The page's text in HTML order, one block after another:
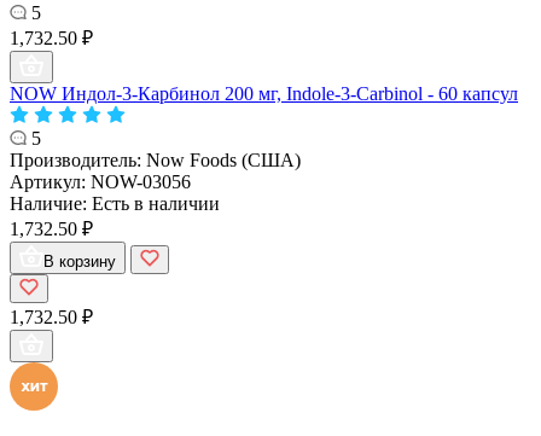
5
1,732.50 ₽
NOW Индол-3-Карбинол 200 мг, Indole-3-Carbinol - 60 капсул
5
Производитель: Now Foods (США)
Артикул: NOW-03056
Наличие: Есть в наличии
1,732.50 ₽
В корзину
1,732.50 ₽